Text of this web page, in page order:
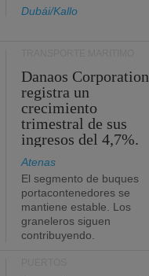
Dubái/Kallo
Danaos Corporation
registra un
crecimiento
trimestral de sus
ingresos del 4,7%.
Atenas
El segmento de buques
portacontenedores se
mantiene estable. Los
graneleros siguen
contribuyendo.